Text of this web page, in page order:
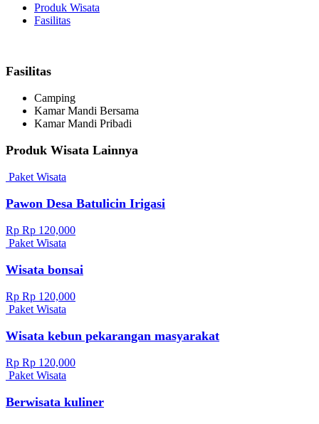
Produk Wisata
Fasilitas
Fasilitas
Camping
Kamar Mandi Bersama
Kamar Mandi Pribadi
Produk Wisata Lainnya
Paket Wisata
Pawon Desa Batulicin Irigasi
Rp Rp 120,000
Paket Wisata
Wisata bonsai
Rp Rp 120,000
Paket Wisata
Wisata kebun pekarangan masyarakat
Rp Rp 120,000
Paket Wisata
Berwisata kuliner